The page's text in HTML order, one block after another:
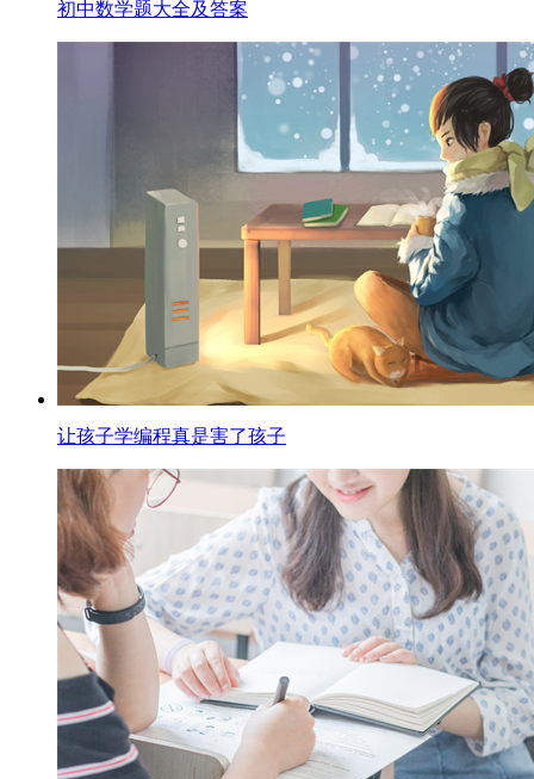
初中数学题大全及答案
让孩子学编程真是害了孩子